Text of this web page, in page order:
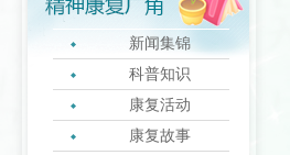
新闻集锦
科普知识
康复活动
康复故事